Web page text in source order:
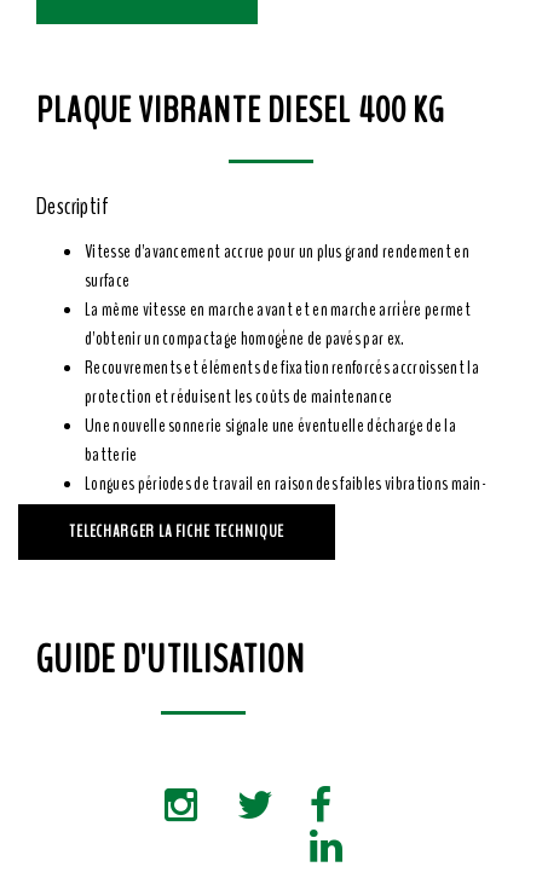
PLAQUE VIBRANTE DIESEL 400 KG
Descriptif
Vitesse d'avancement accrue pour un plus grand rendement en
surface
La même vitesse en marche avant et en marche arrière permet
d'obtenir un compactage homogène de pavés par ex.
Recouvrements et éléments de fixation renforcés accroissent la
protection et réduisent les coûts de maintenance
Une nouvelle sonnerie signale une éventuelle décharge de la
batterie
Longues périodes de travail en raison des faibles vibrations main-
bras
TELECHARGER LA FICHE TECHNIQUE
GUIDE D'UTILISATION